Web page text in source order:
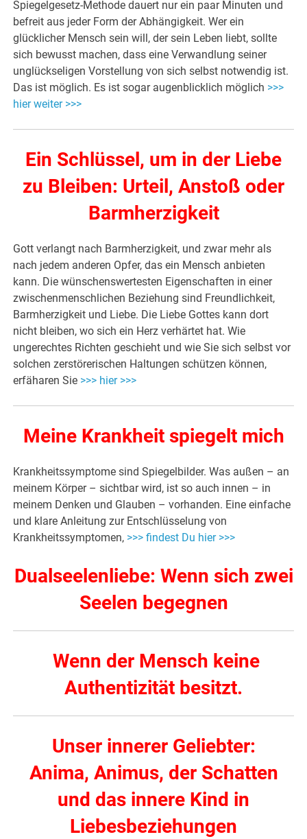
Spiegelgesetz-Methode dauert nur ein paar Minuten und
befreit aus jeder Form der Abhängigkeit. Wer ein
glücklicher Mensch sein will, der sein Leben liebt, sollte
sich bewusst machen, dass eine Verwandlung seiner
unglückseligen Vorstellung von sich selbst notwendig ist.
Das ist möglich. Es ist sogar augenblicklich möglich >>>
hier weiter >>>
Ein Schlüssel, um in der Liebe
zu Bleiben: Urteil, Anstoß oder
Barmherzigkeit
Gott verlangt nach Barmherzigkeit, und zwar mehr als
nach jedem anderen Opfer, das ein Mensch anbieten
kann. Die wünschenswertesten Eigenschaften in einer
zwischenmenschlichen Beziehung sind Freundlichkeit,
Barmherzigkeit und Liebe. Die Liebe Gottes kann dort
nicht bleiben, wo sich ein Herz verhärtet hat. Wie
ungerechtes Richten geschieht und wie Sie sich selbst vor
solchen zerstörerischen Haltungen schützen können,
erfäharen Sie >>> hier >>>
Meine Krankheit spiegelt mich
Krankheitssymptome sind Spiegelbilder. Was außen – an
meinem Körper – sichtbar wird, ist so auch innen – in
meinem Denken und Glauben – vorhanden. Eine einfache
und klare Anleitung zur Entschlüsselung von
Krankheitssymptomen, >>> findest Du hier >>>
Dualseelenliebe: Wenn sich zwei
Seelen begegnen
Wenn der Mensch keine
Authentizität besitzt.
Unser innerer Geliebter:
Anima, Animus, der Schatten
und das innere Kind in
Liebesbeziehungen